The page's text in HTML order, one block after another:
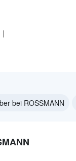
bei ROSSMANN